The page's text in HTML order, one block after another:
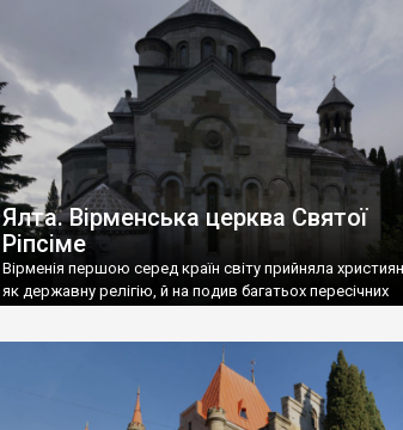
називаються «повстяками» (postaki)…” “Вино. Крим
виробляє відмінне вино і його вдосталь: воно все
легке біле і дуже […]
Ялта. Вірменська церква Святої
Ріпсіме
Вірменія першою серед країн світу прийняла
як державну релігію, й на подив багатьох пересічних